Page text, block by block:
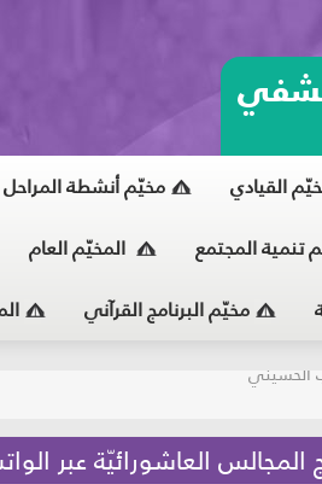
القيادي مخيّم أنشطة المراحل
تنمية المجتمع المخيّم العام
مخيّم البرنامج القرآنيالحسينيّ
المجالس العاشورائيّة عبر